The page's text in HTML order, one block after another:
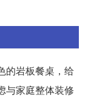
的岩板餐桌，给
与家庭整体装修